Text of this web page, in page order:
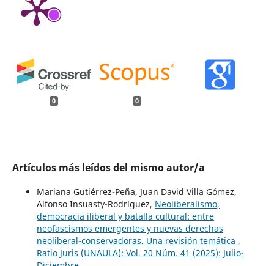
0 0
Artículos más leídos del mismo autor/a
Mariana Gutiérrez-Peña, Juan David Villa Gómez,
Alfonso Insuasty-Rodríguez, Neoliberalismo,
democracia iliberal y batalla cultural: entre
neofascismos emergentes y nuevas derechas
neoliberal-conservadoras. Una revisión temática ,
Ratio Juris (UNAULA): Vol. 20 Núm. 41 (2025): Julio-